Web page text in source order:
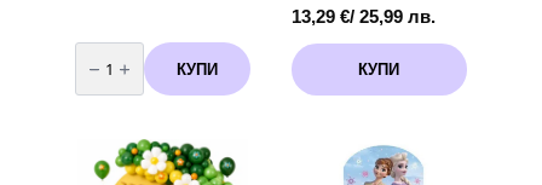
количество
за
Балон
Фолио
Baby
КУПИ
13,29 €/ 25,99 лв.
КУПИ